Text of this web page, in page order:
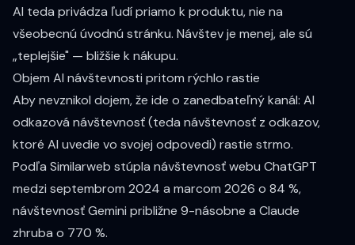
AI teda privádza ľudí priamo k produktu, nie na
všeobecnú úvodnú stránku. Návštev je menej, ale sú
„teplejšie" — bližšie k nákupu.
Objem AI návštevnosti pritom rýchlo rastie
Aby nevznikol dojem, že ide o zanedbateľný kanál: AI
odkazová návštevnosť (teda návštevnosť z odkazov,
ktoré AI uvedie vo svojej odpovedi) rastie strmo.
Podľa Similarweb stúpla návštevnosť webu ChatGPT
medzi septembrom 2024 a marcom 2026 o 84 %,
návštevnosť Gemini približne 9-násobne a Claude
zhruba o 770 %.